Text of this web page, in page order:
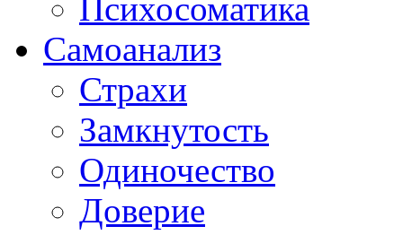
Психосоматика
Самоанализ
Страхи
Замкнутость
Одиночество
Доверие